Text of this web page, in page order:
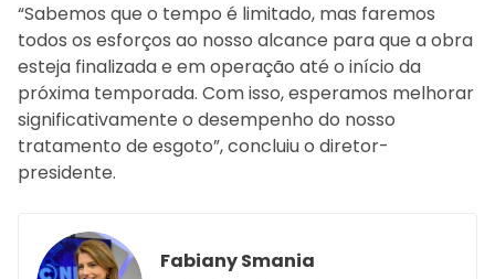
“Sabemos que o tempo é limitado, mas faremos
todos os esforços ao nosso alcance para que a obra
esteja finalizada e em operação até o início da
próxima temporada. Com isso, esperamos melhorar
significativamente o desempenho do nosso
tratamento de esgoto”, concluiu o diretor-
presidente.
Fabiany Smania